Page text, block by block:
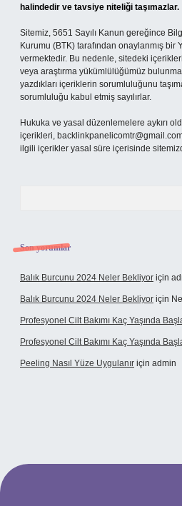
halindedir ve tavsiye niteliği taşımazlar.
Sitemiz, 5651 Sayılı Kanun gereğince
Kurumu (BTK) tarafından onaylanmış bir
vermektedir. Bu nedenle, sitedeki
veya araştırma yükümlülüğümüz
yazdıkları içeriklerin sorumluluğunu
sorumluluğu kabul etmiş sayılırlar.
Hukuka ve yasal düzenlemelere aykırı
içerikleri,
ilgili içerikler yasal süre içerisinde
Son yorumlar
Balık Burcunu 2024 Neler Bekliyor için
Balık Burcunu 2024 Neler Bekliyor için
Profesyonel Cilt Bakımı Kaç Yaşında
Profesyonel Cilt Bakımı Kaç Yaşında
Peeling Nasıl Yüze Uygulanır için admin